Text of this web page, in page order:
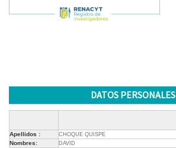
DATOS PERSONALES
Apellidos : CHOQUE QUISPE
Nombres: DAVID